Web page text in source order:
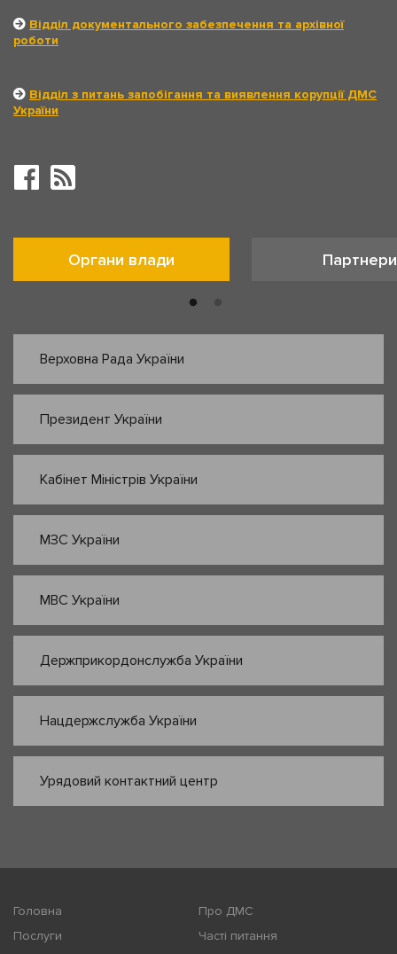
Відділ документального забезпечення та архівної
роботи
Відділ з питань запобігання та виявлення корупції ДМС
України
Органи влади Партнери
Верховна Рада України
Президент України
Кабінет Міністрів України
МЗС України
МВС України
Держприкордонслужба України
Нацдержслужба України
Урядовий контактний центр
Головна
Про ДМС
Послуги
Часті питання